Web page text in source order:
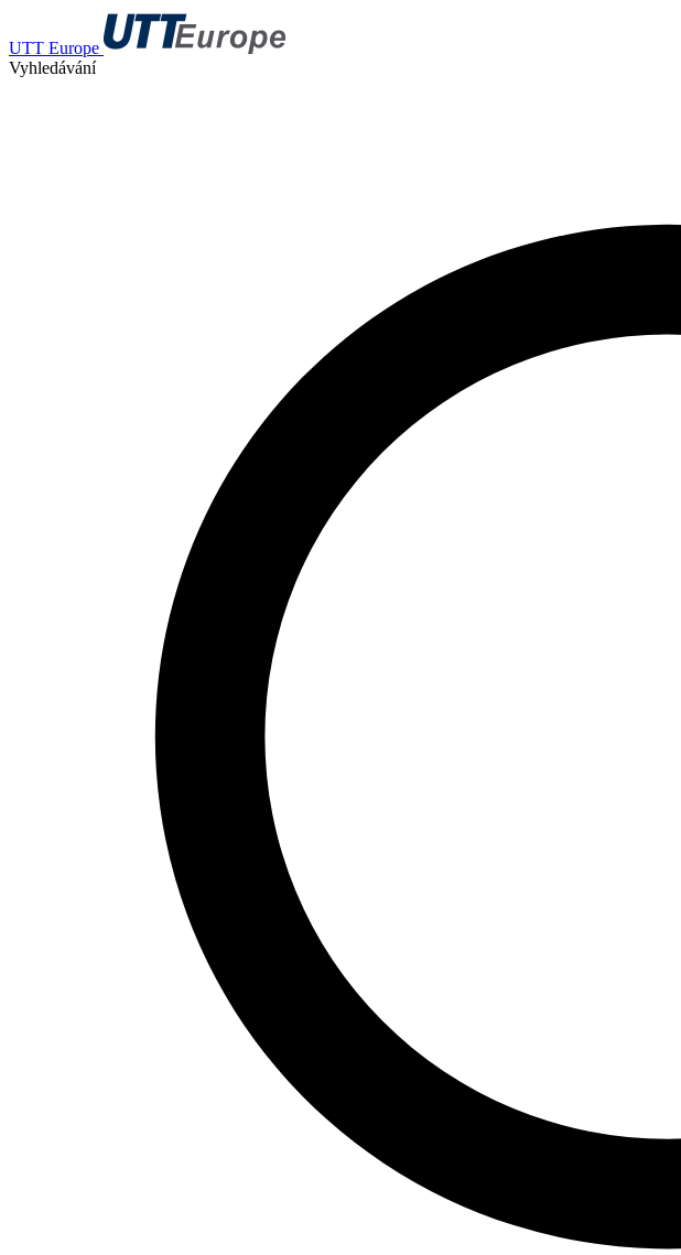
UTT Europe
Vyhledávání